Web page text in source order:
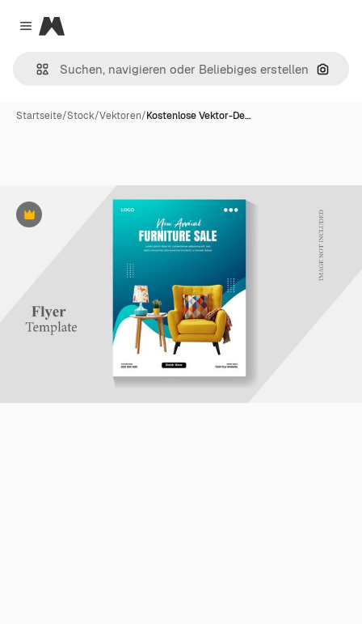
Close menu
Magnific
Nach
Startseite/Stock/Vektoren/Kostenlose Vektor-De…
Premium